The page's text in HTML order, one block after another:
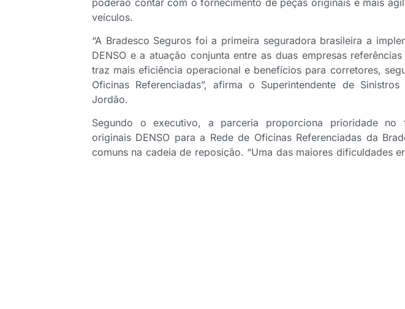
veículos.
“A Bradesco Seguros foi a primeira seguradora brasileira a
DENSO e a atuação conjunta entre as duas empresas
traz mais eficiência operacional e benefícios para corretores,
Oficinas Referenciadas”, afirma o Superintendente de
Jordão.
Segundo o executivo, a parceria proporciona prioridade no
originais DENSO para a Rede de Oficinas Referenciadas da
comuns na cadeia de reposição. “Uma das maiores dificuldades